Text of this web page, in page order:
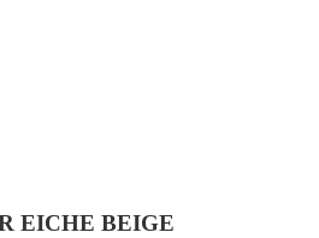
EICHE BEIGE